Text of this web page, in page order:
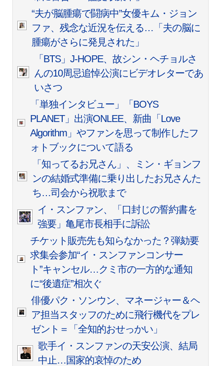
“夫が脳腫瘍で闘病中”女優キム・ジョン
ファ、残念な近況を伝える…「夫の脳に
腫瘍がさらに発見された」
「BTS」J-HOPE、故シン・ヘチョルさ
んの10周忌追悼公演にビデオレターであ
いさつ
「単独インタビュー」「BOYS
PLANET」出演ONLEE、新曲「Love
Algorithm」やファンを思って制作したフ
ォトブックについて語る
「知ってるお兄さん」、ミン・ギョンフ
ンの結婚式準備に乗り出したお兄さんた
ち…司会から祝歌まで
イ・スンファン、「口封じの誓約書を
強要」亀尾市長相手に訴訟
チケット販売先も知らなかった？弾劾要
求集会参加“イ・スンファンコンサー
ト”キャンセル…クミ市の一方的な通知
に“後遺症”相次ぐ
俳優パク・ソンウン、マネージャー＆ヘ
ア担当スタッフのために飛行機代をプレ
ゼント＝「全知的おせっかい」
歌手イ・スンファンの天安公演、結局
中止…国家的哀悼のため